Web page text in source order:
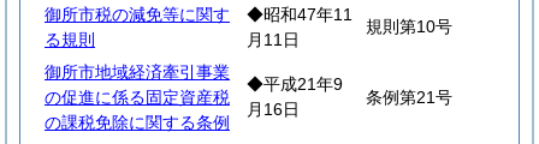
御所市税の減免等に関す
る規則
◆昭和47年11
月11日
規則第10号
御所市地域経済牽引事業
の促進に係る固定資産税
の課税免除に関する条例
◆平成21年9
月16日
条例第21号